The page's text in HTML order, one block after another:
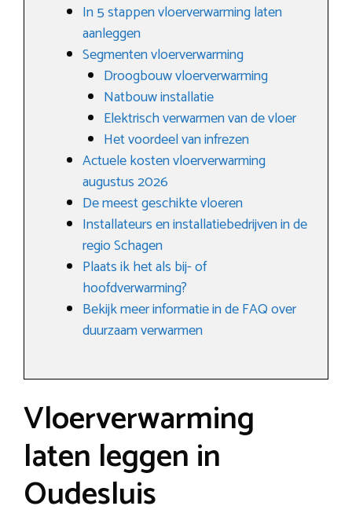
In 5 stappen vloerverwarming laten
aanleggen
Segmenten vloerverwarming
Droogbouw vloerverwarming
Natbouw installatie
Elektrisch verwarmen van de vloer
Het voordeel van infrezen
Actuele kosten vloerverwarming
augustus 2026
De meest geschikte vloeren
Installateurs en installatiebedrijven in de
regio Schagen
Plaats ik het als bij- of
hoofdverwarming?
Bekijk meer informatie in de FAQ over
duurzaam verwarmen
Vloerverwarming
laten leggen in
Oudesluis